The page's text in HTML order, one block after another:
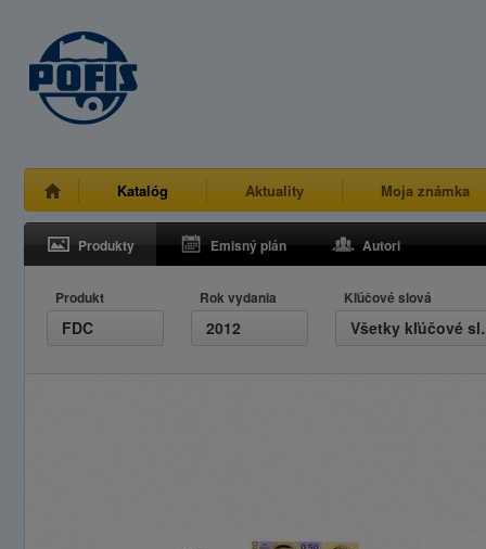
Katalóg Aktuality Moja známka
Produkty Emisný plán Autori
Produkt
FDC
Rok vydania
2012
Kľúčové slová